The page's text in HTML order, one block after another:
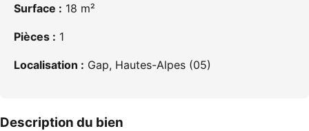
Surface : 18 m²
Pièces : 1
Localisation : Gap, Hautes-Alpes (05)
Description du bien